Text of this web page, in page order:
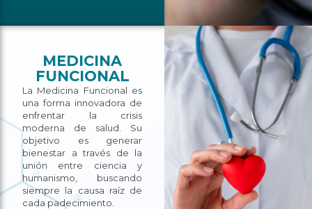
MEDICINA
FUNCIONAL
La Medicina Funcional es
una forma innovadora de
enfrentar la crisis
moderna de salud. Su
objetivo es generar
bienestar a través de la
unión entre ciencia y
humanismo, buscando
siempre la causa raíz de
cada padecimiento.